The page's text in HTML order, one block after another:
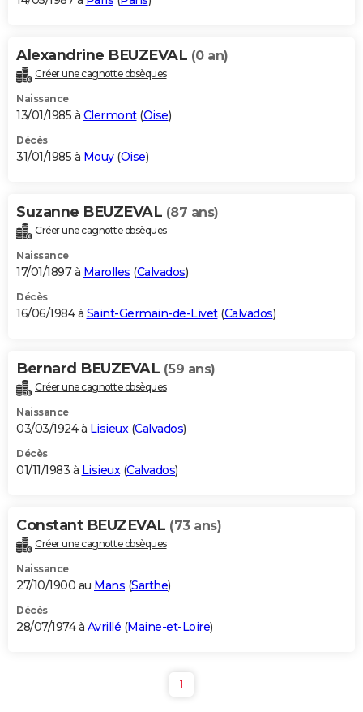
Alexandrine BEUZEVAL (0 an)
Créer une cagnotte obsèques
Naissance
13/01/1985 à Clermont(Oise)
Décès
31/01/1985 à Mouy(Oise)
Suzanne BEUZEVAL (87 ans)
Créer une cagnotte obsèques
Naissance
17/01/1897 à Marolles (Calvados)
Décès
16/06/1984 à Saint-Germain-de-Livet(Calvados)
Bernard BEUZEVAL (59 ans)
Créer une cagnotte obsèques
Naissance
03/03/1924 à Lisieux(Calvados)
Décès
01/11/1983 à Lisieux(Calvados)
Constant BEUZEVAL (73 ans)
Créer une cagnotte obsèques
Naissance
27/10/1900 au Mans (Sarthe)
Décès
28/07/1974 à Avrillé (Maine-et-Loire)
1